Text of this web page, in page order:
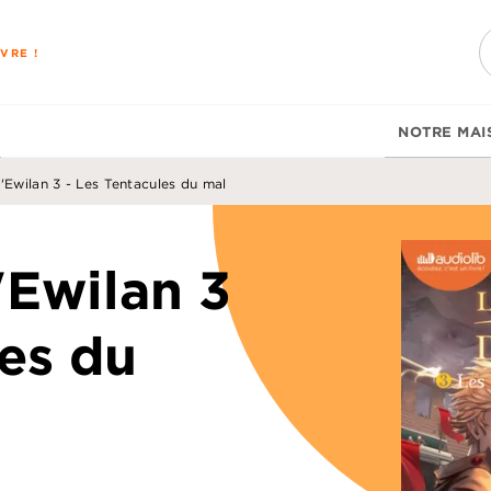
!
NOTRE
3 - Les Tentacules du mal
3
du